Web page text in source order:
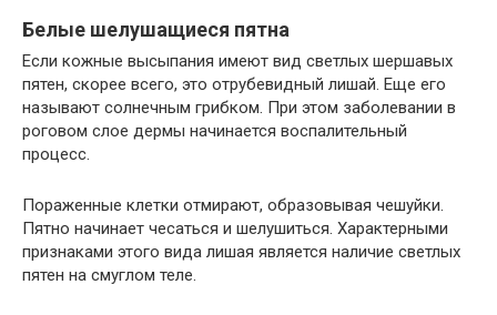
Белые шелушащиеся пятна
Если кожные высыпания имеют вид светлых шершавых
пятен, скорее всего, это отрубевидный лишай. Еще его
называют солнечным грибком. При этом заболевании в
роговом слое дермы начинается воспалительный
процесс.
Пораженные клетки отмирают, образовывая чешуйки.
Пятно начинает чесаться и шелушиться. Характерными
признаками этого вида лишая является наличие светлых
пятен на смуглом теле.